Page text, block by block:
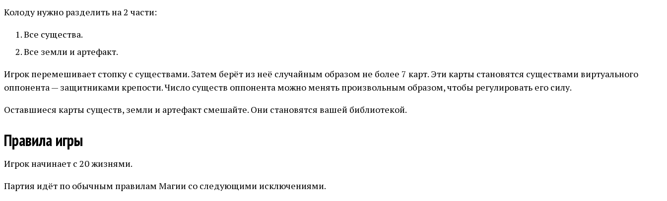
Колоду нужно разделить на 2 части:
Все существа.
Все земли и артефакт.
Игрок перемешивает стопку с существами. Затем берёт из неё случайным образом не более 7 карт. Эти карты становятся существами виртуального
оппонента — защитниками крепости. Число существ оппонента можно менять произвольным образом, чтобы регулировать его силу.
Оставшиеся карты существ, земли и артефакт смешайте. Они становятся вашей библиотекой.
Правила игры
Игрок начинает с 20 жизнями.
Партия идёт по обычным правилам Магии со следующими исключениями.